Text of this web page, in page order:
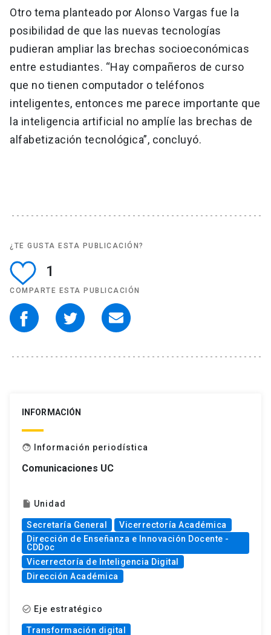
Otro tema planteado por Alonso Vargas fue la
posibilidad de que las nuevas tecnologías
pudieran ampliar las brechas socioeconómicas
entre estudiantes. “Hay compañeros de curso
que no tienen computador o teléfonos
inteligentes, entonces me parece importante que
la inteligencia artificial no amplíe las brechas de
alfabetización tecnológica”, concluyó.
¿TE GUSTA ESTA PUBLICACIÓN?
1
COMPARTE ESTA PUBLICACIÓN
INFORMACIÓN
face Información periodística
Comunicaciones UC
insert_drive_file Unidad
Secretaría General
Vicerrectoría Académica
Dirección de Enseñanza e Innovación Docente -
CDDoc
Vicerrectoría de Inteligencia Digital
Dirección Académica
check_circle_outline Eje estratégico
Transformación digital